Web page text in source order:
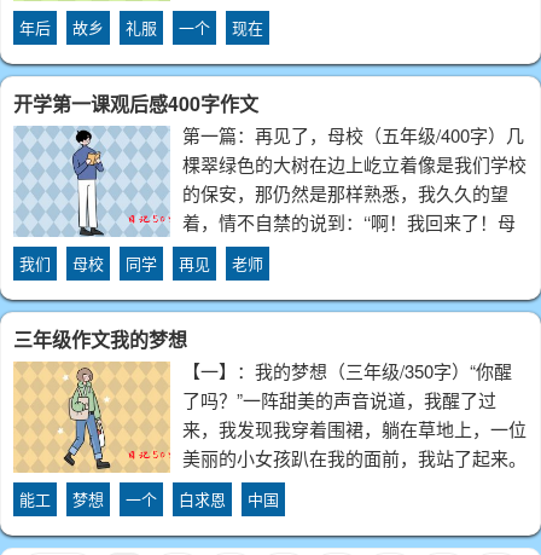
天，我已经从美国哈佛大学毕业，获得了环
境博士学位，还成了一名著名的环境学家。
我成功后，并没有忘记过以前，现在帮助过
我
年后 故乡 礼服 一个 现在
开学第一课观后感400字作文
第一篇：再见了，母校（五年级/400字）几
棵翠绿色的大树在边上屹立着像是我们学校
的保安，那仍然是那样熟悉，我久久的望
着，情不自禁的说到：‘‘啊！我回来了！母
校！’’我似乎看见了我的小伙伴正在向我招
手让我加入到他们的行列中;我似乎闻到了
书法室里墨水传出的清香；我似乎听见了
我们 母校 同学 再见 老师
三年级作文我的梦想
【一】：我的梦想（三年级/350字）“你醒
了吗？”一阵甜美的声音说道，我醒了过
来，我发现我穿着围裙，躺在草地上，一位
美丽的小女孩趴在我的面前，我站了起来。
那个小女孩说：“请跟我来。”我跟着她走到
了一间小房子的面前，小女孩说：“您换完
衣服就来找我。”我走进小房子，里面的家
能工 梦想 一个 白求恩 中国